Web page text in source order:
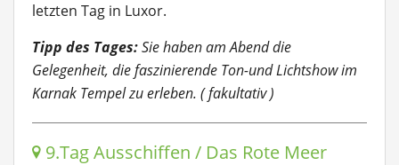
letzten Tag in Luxor.
Tipp des Tages:Sie haben am Abend die
Gelegenheit, die faszinierende Ton-und Lichtshow im
Karnak Tempel zu erleben. ( fakultativ )
9.Tag Ausschiffen / Das Rote Meer